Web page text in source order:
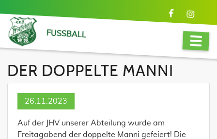
FUSSBALL
DER DOPPELTE MANNI
26.11.2023
Auf der JHV unserer Abteilung wurde am
Freitagabend der doppelte Manni gefeiert! Die